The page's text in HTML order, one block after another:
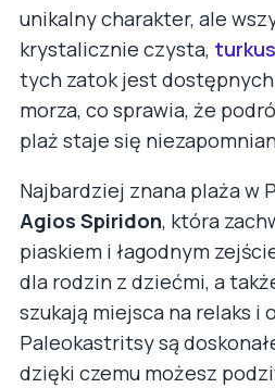
unikalny charakter, ale
krystalicznie czysta,
tych zatok jest
morza, co sprawia, że
plaż staje się
Najbardziej znana plaża w
Agios Spiridon, która
piaskiem i łagodnym
dla rodzin z dziećmi, a
szukają miejsca na relaks i
Paleokastritsy są
dzięki czemu możesz